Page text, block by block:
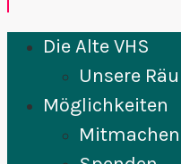
Die Alte VHS
Unsere
Möglichkeiten
Mitmachen